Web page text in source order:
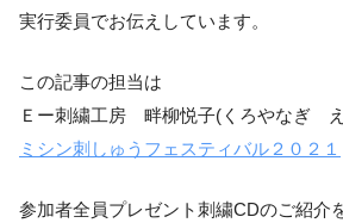
実行委員でお伝えしています。
この記事の担当は
Ｅー刺繍工房 畔柳悦子(くろやなぎ え
ミシン刺しゅうフェスティバル２０２１
参加者全員プレゼント刺繍CDのご紹介